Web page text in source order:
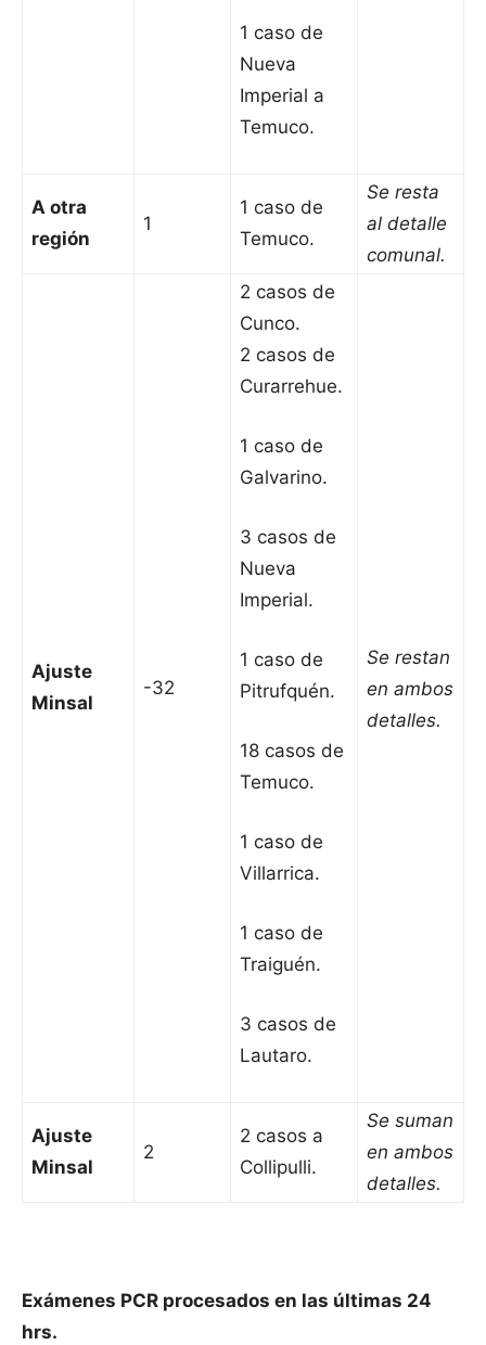
1 caso de
Nueva
Imperial a
Temuco.
A otra
región
1
1 caso de
Temuco.
Se resta
al detalle
comunal.
Ajuste
Minsal
-32
2 casos de
Cunco.
2 casos de
Curarrehue.
1 caso de
Galvarino.
3 casos de
Nueva
Imperial.
1 caso de
Pitrufquén.
18 casos de
Temuco.
1 caso de
Villarrica.
1 caso de
Traiguén.
3 casos de
Lautaro.
Se restan
en ambos
detalles.
Ajuste
Minsal
2
2 casos a
Collipulli.
Se suman
en ambos
detalles.
Exámenes PCR procesados en las últimas 24
hrs.